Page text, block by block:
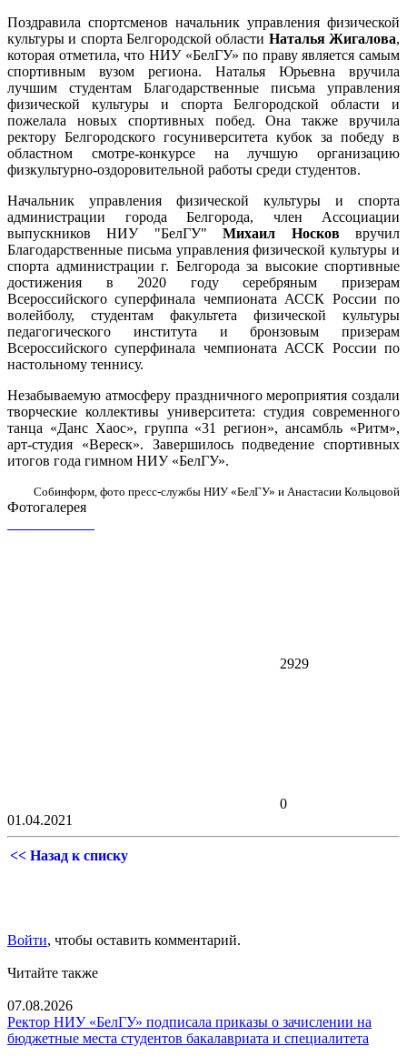
Поздравила спортсменов начальник управления физической
культуры и спорта Белгородской области Наталья Жигалова,
которая отметила, что НИУ «БелГУ» по праву является самым
спортивным вузом региона. Наталья Юрьевна вручила
лучшим студентам Благодарственные письма управления
физической культуры и спорта Белгородской области и
пожелала новых спортивных побед. Она также вручила
ректору Белгородского госуниверситета кубок за победу в
областном смотре-конкурсе на лучшую организацию
физкультурно-оздоровительной работы среди студентов.
Начальник управления физической культуры и спорта
администрации города Белгорода, член Ассоциации
выпускников НИУ "БелГУ"Михаил Носковвручил
Благодарственные письма управления физической культуры и
спорта администрации г. Белгорода за высокие спортивные
достижения в 2020 году серебряным призерам
Всероссийского суперфинала чемпионата АССК России по
волейболу, студентам факультета физической культуры
педагогического института и бронзовым призерам
Всероссийского суперфинала чемпионата АССК России по
настольному теннису.
Незабываемую атмосферу праздничного мероприятия создали
творческие коллективы университета: студия современного
танца «Данс Хаос», группа «31 регион», ансамбль «Ритм»,
арт-студия «Вереск». Завершилось подведение спортивных
итогов года гимном НИУ «БелГУ».
Собинформ, фото пресс-службы НИУ «БелГУ» и Анастасии Кольцовой
Фотогалерея
2929
0
01.04.2021
<< Назад к списку
Войти, чтобы оставить комментарий.
Читайте также
07.08.2026
Ректор НИУ «БелГУ» подписала приказы о зачислении на
бюджетные места студентов бакалавриата и специалитета